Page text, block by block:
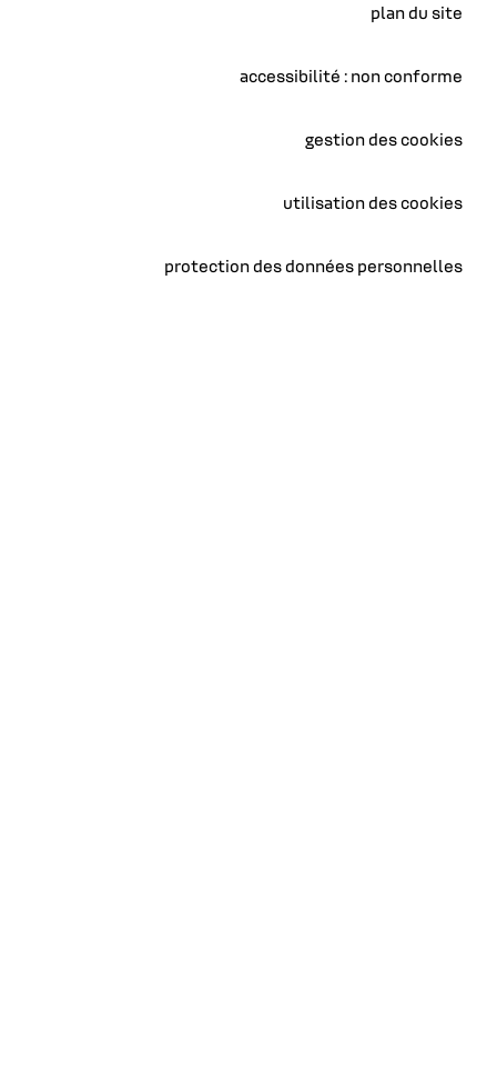
plan du site
accessibilité : non conforme
gestion des cookies
utilisation des cookies
protection des données personnelles